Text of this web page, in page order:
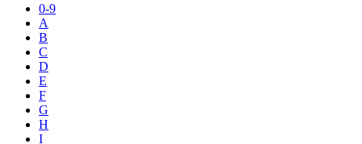
0-9
A
B
C
D
E
F
G
H
I